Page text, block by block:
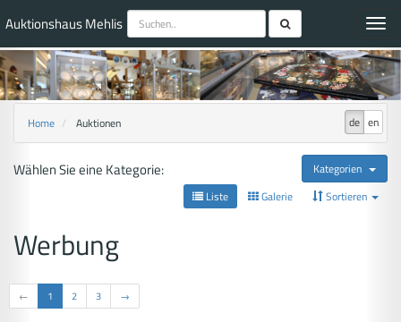
Auktionshaus Mehlis
de en
Home Auktionen
Kategorien
Wählen Sie eine Kategorie:
Liste Galerie Sortieren
Werbung
← 1 2 3 →